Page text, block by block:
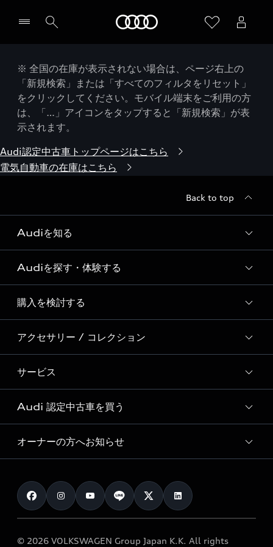
※ 全国の在庫が表示されない場合は、ページ右上の
「新規検索」または「すべてのフィルタをリセット」
をクリックしてください。モバイル端末をご利用の方
は、「…」アイコンをタップすると「新規検索」が表
示されます。
Audi認定中古車トップページはこちら
電気自動車の在庫はこちら
Back to top
Audiを知る
Audi ブランド
Story of Progress
Audi Sport
Formula 1®
デジタルサービス
Audiを探す・体験する
ディーラー検索
新車在庫検索
試乗車・展示車検索
見積り依頼
試乗予約
購入を検討する
モデル一覧
特別仕様モデル / 限定モデル
e-tronラインアップ
価格シミュレーション
車両比較
カタログ一覧
アクセサリー / コレクション
純正アクセサリー
オンラインショップ
Audi collection
アウディナビアプリ
サービス
サービス入庫予約
サービスプログラム
メンテナンス
車検 / 定期点検
e-tronアフターサポート
Audi 認定中古車を買う
Audi認定中古車
クオリティ
保証
メンテナンス
オーナーの方へお知らせ
お知らせ
オーナー様向けキャンペーン
© 2026 VOLKSWAGEN Group Japan K.K. All rights